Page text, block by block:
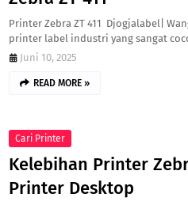
Printer Zebra ZT 411 Djogjalabel|
printer label industri yang sangat
Juni 10, 2025
READ MORE »
Cari Printer
Kelebihan Printer
Printer Desktop